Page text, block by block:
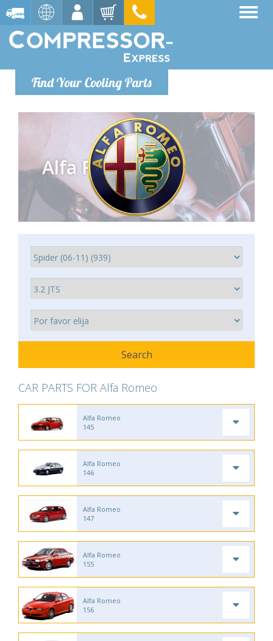
Find Your Cooling Parts
Alfa Romeo
CAR PARTS FOR Alfa Romeo
Alfa Romeo
145
Alfa Romeo
146
Alfa Romeo
147
Alfa Romeo
155
Alfa Romeo
156